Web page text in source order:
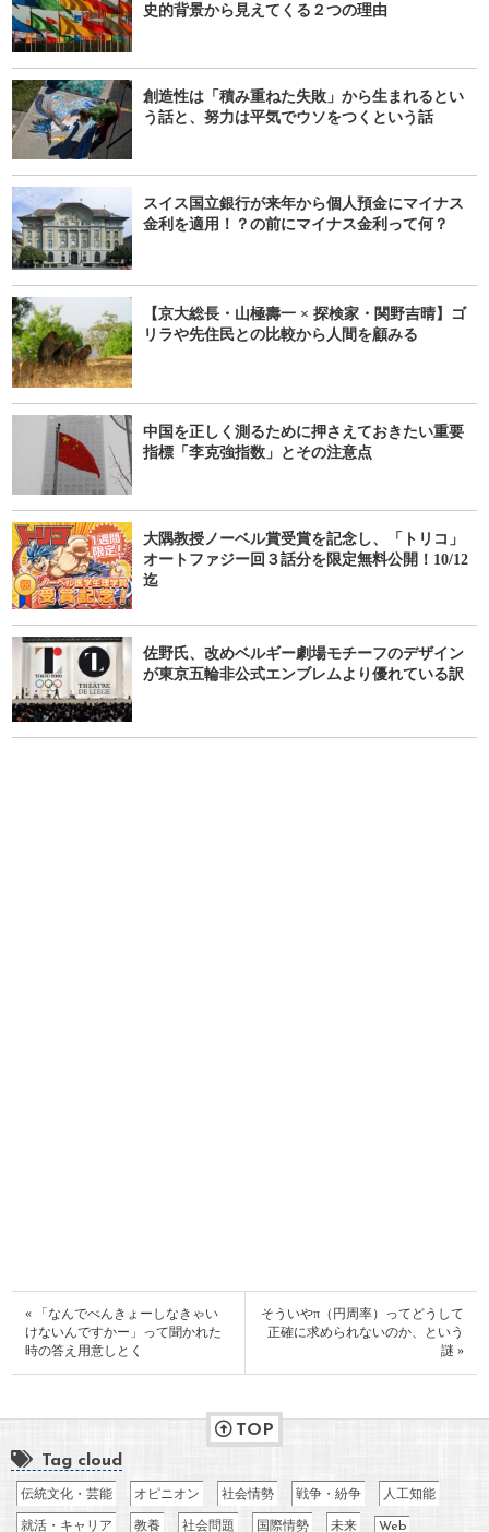
史的背景から見えてくる２つの理由
創造性は「積み重ねた失敗」から生まれるとい
う話と、努力は平気でウソをつくという話
スイス国立銀行が来年から個人預金にマイナス
金利を適用！？の前にマイナス金利って何？
【京大総長・山極壽一 × 探検家・関野吉晴】ゴ
リラや先住民との比較から人間を顧みる
中国を正しく測るために押さえておきたい重要
指標「李克強指数」とその注意点
大隅教授ノーベル賞受賞を記念し、「トリコ」
オートファジー回３話分を限定無料公開！10/12
迄
佐野氏、改めベルギー劇場モチーフのデザイン
が東京五輪非公式エンブレムより優れている訳
« 「なんでべんきょーしなきゃい
けないんですかー」って聞かれた
時の答え用意しとく
そういやπ（円周率）ってどうして
正確に求められないのか、という
謎 »
TOP
Tag cloud
伝統文化・芸能 オピニオン 社会情勢 戦争・紛争 人工知能
就活・キャリア 教養 社会問題 国際情勢 未来 Web